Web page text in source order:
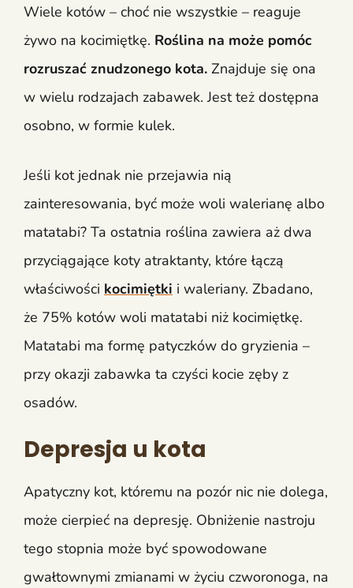
Wiele kotów – choć nie wszystkie – reaguje
żywo na kocimiętkę. Roślina na może pomóc
rozruszać znudzonego kota. Znajduje się ona
w wielu rodzajach zabawek. Jest też dostępna
osobno, w formie kulek.
Jeśli kot jednak nie przejawia nią
zainteresowania, być może woli walerianę albo
matatabi? Ta ostatnia roślina zawiera aż dwa
przyciągające koty atraktanty, które łączą
właściwości kocimiętki i waleriany. Zbadano,
że 75% kotów woli matatabi niż kocimiętkę.
Matatabi ma formę patyczków do gryzienia –
przy okazji zabawka ta czyści kocie zęby z
osadów.
Depresja u kota
Apatyczny kot, któremu na pozór nic nie dolega,
może cierpieć na depresję. Obniżenie nastroju
tego stopnia może być spowodowane
gwałtownymi zmianami w życiu czworonoga, na